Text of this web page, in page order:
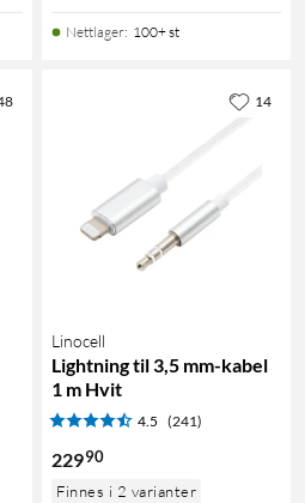
Nettlager: 100+ st
Linocell
Lightning til 3,5 mm-kabel
1 m Hvit
4.5 (241)
22990
Finnes i 2 varianter
14